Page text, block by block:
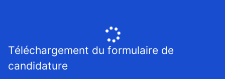
Téléchargement du formulaire de
candidature